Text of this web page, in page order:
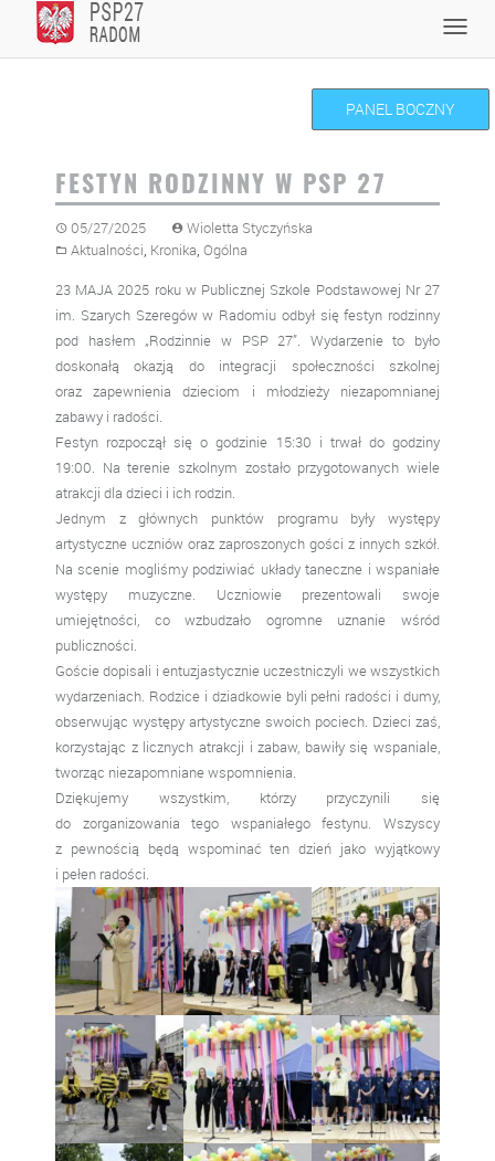
content
PANEL BOCZNY
FESTYN RODZINNY W PSP 27
05/27/2025
Wioletta Styczyńska
Aktualności, Kronika, Ogólna
23 MAJA 2025 roku w Publicznej Szkole Podstawowej Nr 27
im. Szarych Szeregów w Radomiu odbył się festyn rodzinny
pod hasłem „Rodzinnie w PSP 27”. Wydarzenie to było
doskonałą okazją do integracji społeczności szkolnej
oraz zapewnienia dzieciom i młodzieży niezapomnianej
zabawy i radości.
Festyn rozpoczął się o godzinie 15:30 i trwał do godziny
19:00. Na terenie szkolnym zostało przygotowanych wiele
atrakcji dla dzieci i ich rodzin.
Jednym z głównych punktów programu były występy
artystyczne uczniów oraz zaproszonych gości z innych szkół.
Na scenie mogliśmy podziwiać układy taneczne i wspaniałe
występy muzyczne. Uczniowie prezentowali swoje
umiejętności, co wzbudzało ogromne uznanie wśród
publiczności.
Goście dopisali i entuzjastycznie uczestniczyli we wszystkich
wydarzeniach. Rodzice i dziadkowie byli pełni radości i dumy,
obserwując występy artystyczne swoich pociech. Dzieci zaś,
korzystając z licznych atrakcji i zabaw, bawiły się wspaniale,
tworząc niezapomniane wspomnienia.
Dziękujemy wszystkim, którzy przyczynili się
do zorganizowania tego wspaniałego festynu. Wszyscy
z pewnością będą wspominać ten dzień jako wyjątkowy
i pełen radości.